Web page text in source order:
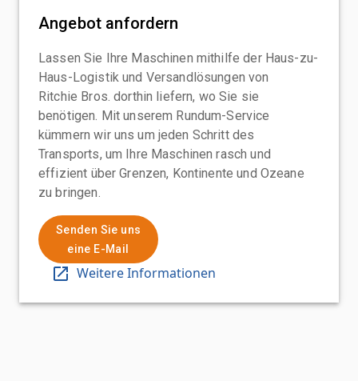
Angebot anfordern
Lassen Sie Ihre Maschinen mithilfe der Haus-zu-
Haus-Logistik und Versandlösungen von
Ritchie Bros. dorthin liefern, wo Sie sie
benötigen. Mit unserem Rundum-Service
kümmern wir uns um jeden Schritt des
Transports, um Ihre Maschinen rasch und
effizient über Grenzen, Kontinente und Ozeane
zu bringen.
Senden Sie uns
eine E-Mail
Weitere Informationen